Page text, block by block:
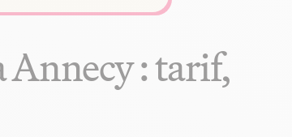
Annecy : tarif,